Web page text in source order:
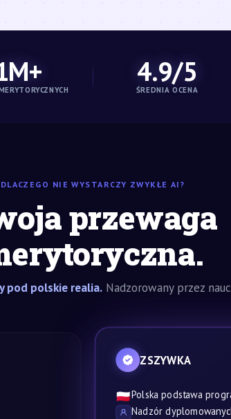
4.9/5
ŚREDNIA OCENA
DLACZEGO NIE WYSTARCZY ZWYKŁE AI?
przewaga
pod polskie realia.Nadzorowany przez
ZSZYWKA
🇵🇱Polska podstawa
Nadzór